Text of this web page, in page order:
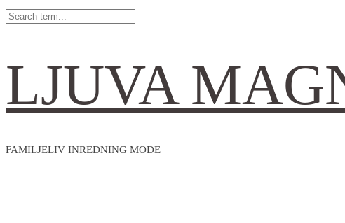
LJUVA
FAMILJELIV INREDNING MODE